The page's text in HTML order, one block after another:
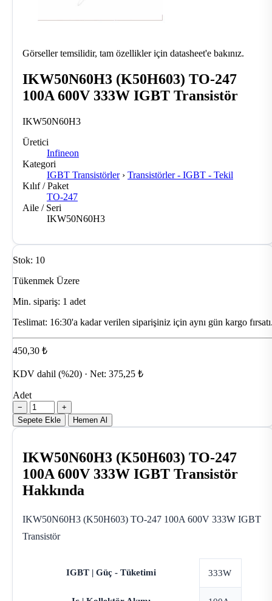
Görseller temsilidir, tam özellikler için datasheet'e bakınız.
IKW50N60H3 (K50H603) TO-247
100A 600V 333W IGBT Transistör
IKW50N60H3
Üretici
Infineon
Kategori
IGBT Transistörler › Transistörler - IGBT - Tekil
Kılıf / Paket
TO-247
Aile / Seri
IKW50N60H3
Stok: 10
Tükenmek Üzere
Min. sipariş: 1 adet
Teslimat: 16:30'a kadar verilen siparişiniz için aynı gün kargo
450,30 ₺
KDV dahil (%20) · Net: 375,25 ₺
Adet
−
+
Sepete Ekle
Hemen Al
IKW50N60H3 (K50H603) TO-247
100A 600V 333W IGBT Transistör
Hakkında
IKW50N60H3 (K50H603) TO-247 100A 600V 333W IGBT
Transistör
IGBT | Güç - Tüketimi 333W